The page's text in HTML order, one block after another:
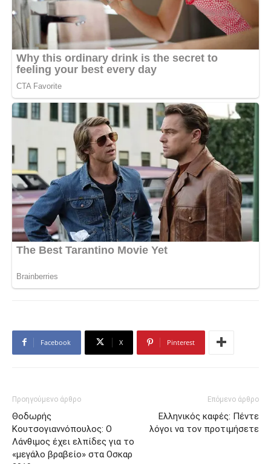
Facebook X Pinterest
Προηγούμενο άρθρο
Θοδωρής
Κουτσογιαννόπουλος: Ο
Λάνθιμος έχει ελπίδες για το
«μεγάλο βραβείο» στα Οσκαρ
Επόμενο άρθρο
Ελληνικός καφές: Πέντε
λόγοι να τον προτιμήσετε